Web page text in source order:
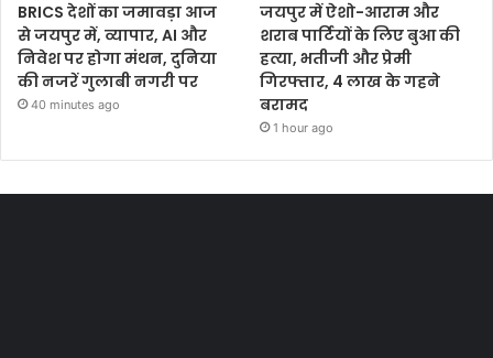
BRICS देशों का जमावड़ा आज
से जयपुर में, व्यापार, AI और
निवेश पर होगा मंथन, दुनिया
की नजरें गुलाबी नगरी पर
40 minutes ago
जयपुर में ऐशो-आराम और
शराब पार्टियों के लिए बुआ की
हत्या, भतीजी और प्रेमी
गिरफ्तार, 4 लाख के गहने
बरामद
1 hour ago